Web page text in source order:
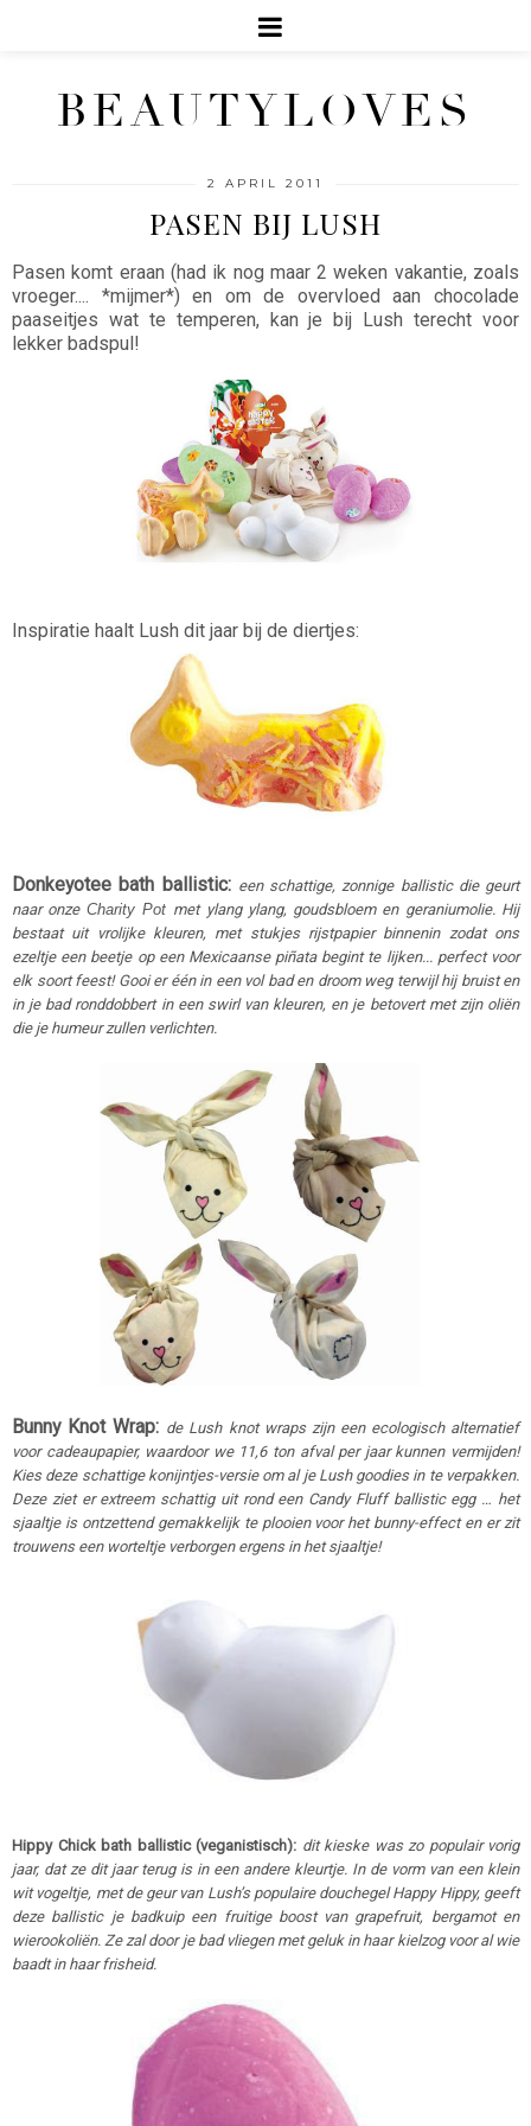
BEAUTYLOVES
2 APRIL 2011
PASEN BIJ LUSH
Pasen komt eraan (had ik nog maar 2 weken vakantie, zoals
vroeger.... *mijmer*) en om de overvloed aan chocolade
paaseitjes wat te temperen, kan je bij Lush terecht voor
lekker badspul!
Inspiratie haalt Lush dit jaar bij de diertjes:
Donkeyotee bath ballistic: een schattige, zonnige ballistic die geurt
naar onze Charity Pot met ylang ylang, goudsbloem en geraniumolie. Hij
bestaat uit vrolijke kleuren, met stukjes rijstpapier binnenin zodat ons
ezeltje een beetje op een Mexicaanse piñata begint te lijken... perfect voor
elk soort feest! Gooi er één in een vol bad en droom weg terwijl hij bruist en
in je bad ronddobbert in een swirl van kleuren, en je betovert met zijn oliën
die je humeur zullen verlichten.
Bunny Knot Wrap: de Lush knot wraps zijn een ecologisch alternatief
voor cadeaupapier, waardoor we 11,6 ton afval per jaar kunnen vermijden!
Kies deze schattige konijntjes-versie om al je Lush goodies in te verpakken.
Deze ziet er extreem schattig uit rond een Candy Fluff ballistic egg … het
sjaaltje is ontzettend gemakkelijk te plooien voor het bunny-effect en er zit
trouwens een worteltje verborgen ergens in het sjaaltje!
Hippy Chick bath ballistic (veganistisch): dit kieske was zo populair vorig
jaar, dat ze dit jaar terug is in een andere kleurtje. In de vorm van een klein
wit vogeltje, met de geur van Lush’s populaire douchegel Happy Hippy, geeft
deze ballistic je badkuip een fruitige boost van grapefruit, bergamot en
wierookoliën. Ze zal door je bad vliegen met geluk in haar kielzog voor al wie
baadt in haar frisheid.